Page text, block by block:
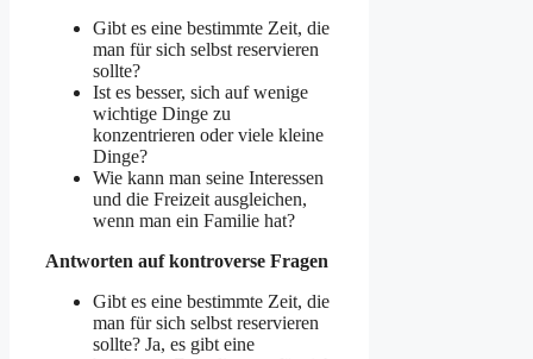
Gibt es eine bestimmte Zeit, die
man für sich selbst reservieren
sollte?
Ist es besser, sich auf wenige
wichtige Dinge zu
konzentrieren oder viele kleine
Dinge?
Wie kann man seine Interessen
und die Freizeit ausgleichen,
wenn man ein Familie hat?
Antworten auf kontroverse Fragen
Gibt es eine bestimmte Zeit, die
man für sich selbst reservieren
sollte? Ja, es gibt eine